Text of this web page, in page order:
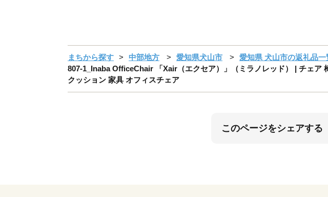
まちから探す 中部地方 愛知県犬山市
愛知県 犬山市の返礼品一
807-1_Inaba OfficeChair 「Xair（エクセア）」（ミラノレッド） | チェア
クッション 家具 オフィスチェア
このページをシェアする